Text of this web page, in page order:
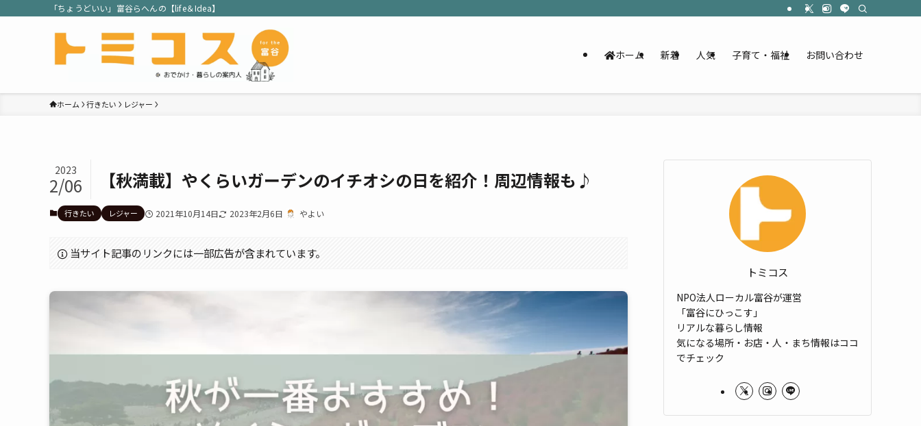
「ちょうどいい」富谷らへんの【life＆Idea】
ホーム 新着 人気 子育て・福祉 お問い合わせ
ホーム 行きたい レジャー
【秋満載】やくらいガーデンのイチオシの日を紹介！周辺情報も♪
2023
2/06
行きたい レジャー 2021年10月14日 2023年2月6日 やよい
当サイト記事のリンクには一部広告が含まれています。
トミコス
NPO法人ローカル富谷が運営
「富谷にひっこす」
リアルな暮らし情報
気になる場所・お店・人・まち情報はココ
でチェック